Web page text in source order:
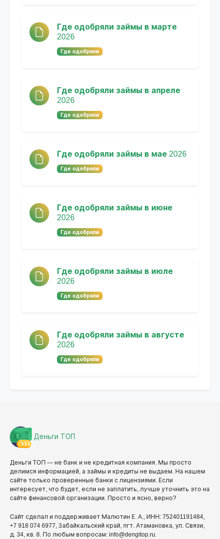
Где одобряли займы в марте
2026
Где одобряли
Где одобряли займы в апреле
2026
Где одобряли
Где одобряли займы в мае 2026
Где одобряли
Где одобряли займы в июне
2026
Где одобряли
Где одобряли займы в июле
2026
Где одобряли
Где одобряли займы в августе
2026
Где одобряли
Деньги ТОП
Деньги ТОП — не банк и не кредитная компания. Мы просто
делимся информацией, а займы и кредиты не выдаем. На нашем
сайте только проверенные банки с лицензиями. Если
интересует, что будет, если не заплатить, лучше уточнить это на
сайте финансовой организации. Просто и ясно, верно?
Сайт сделал и поддерживает Малютин Е. А., ИНН: 752401191484,
+7 918 074 6977, Забайкальский край, пгт. Атамановка, ул. Связи,
д. 34, кв. 8. По любым вопросам: info@dengitop.ru.